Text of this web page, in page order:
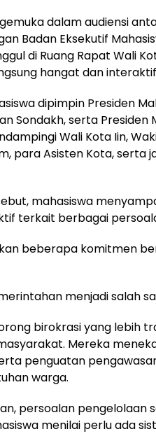
dalam audiensi
Badan Eksekutif
di Ruang Rapat Wali
hangat dan
dipimpin Presiden
Sondakh, serta Presiden
Wali Kota Iin,
para Asisten Kota, serta
mahasiswa
terkait berbagai
beberapa komitmen
menjadi salah
birokrasi yang lebih
Mereka
penguatan
warga.
persoalan pengelolaan
menilai perlu ada